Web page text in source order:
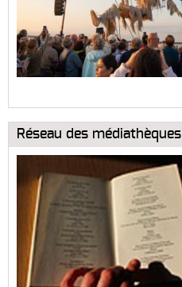
Réseau des médiathèques